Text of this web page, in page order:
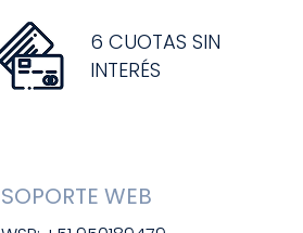
6 CUOTAS SIN
INTERÉS
SOPORTE WEB